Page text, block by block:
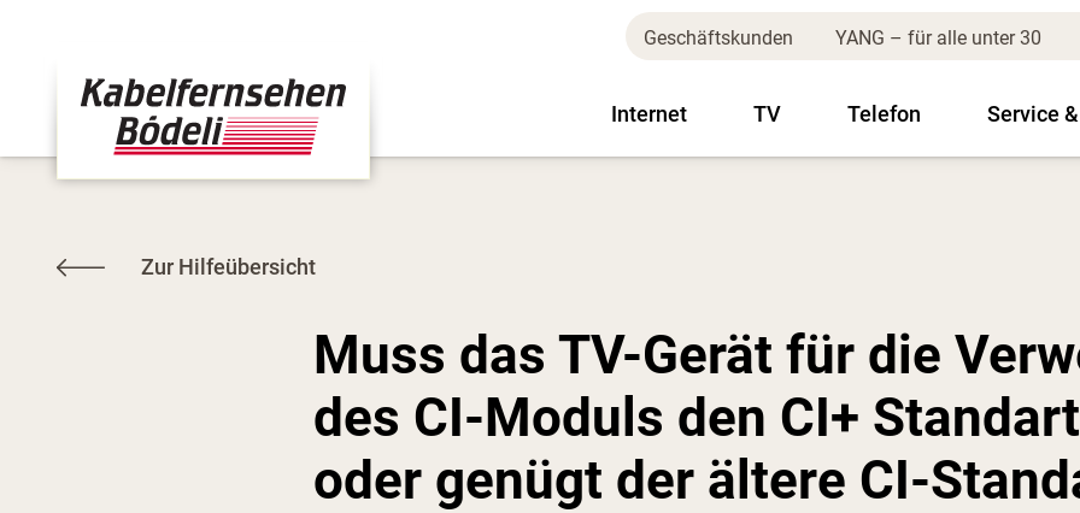
Geschäftskunden YANG – für alle unter 30
Internet TV Telefon Service
Zur Hilfeübersicht
Muss das TV-Gerät für die
des CI-Moduls den CI+
oder genügt der ältere CI-